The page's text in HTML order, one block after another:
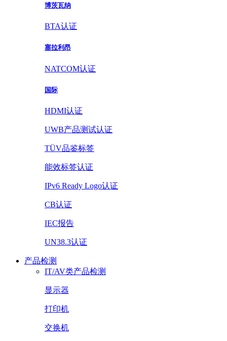
博茨瓦纳
BTA认证
塞拉利昂
NATCOM认证
国际
HDMI认证
UWB产品测试认证
TÜV品鉴标签
能效标签认证
IPv6 Ready Logo认证
CB认证
IEC报告
UN38.3认证
产品检测
IT/AV类产品检测
显示器
打印机
交换机